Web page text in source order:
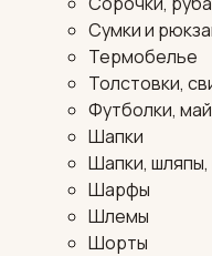
Сумки и
Термобелье
Толстовки,
Футболки,
Шапки
Шапки,
Шарфы
Шлемы
Шорты